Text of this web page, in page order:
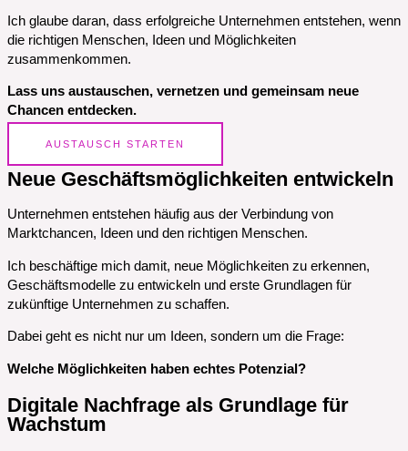
Ich glaube daran, dass erfolgreiche Unternehmen entstehen, wenn
die richtigen Menschen, Ideen und Möglichkeiten
zusammenkommen.
Lass uns austauschen, vernetzen und gemeinsam neue
Chancen entdecken.
AUSTAUSCH STARTEN
Neue Geschäftsmöglichkeiten entwickeln
Unternehmen entstehen häufig aus der Verbindung von
Marktchancen, Ideen und den richtigen Menschen.
Ich beschäftige mich damit, neue Möglichkeiten zu erkennen,
Geschäftsmodelle zu entwickeln und erste Grundlagen für
zukünftige Unternehmen zu schaffen.
Dabei geht es nicht nur um Ideen, sondern um die Frage:
Welche Möglichkeiten haben echtes Potenzial?
Digitale Nachfrage als Grundlage für
Wachstum